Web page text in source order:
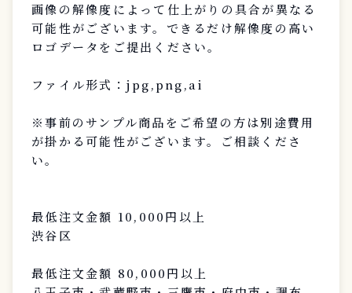
画像の解像度によって仕上がりの具合が異なる
可能性がございます。できるだけ解像度の高い
ロゴデータをご提出ください。
ファイル形式：jpg,png,ai
※事前のサンプル商品をご希望の方は別途費用
が掛かる可能性がございます。ご相談くださ
い。
最低注文金額 10,000円以上
渋谷区
最低注文金額 80,000円以上